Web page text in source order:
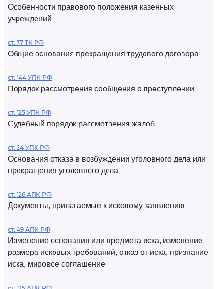
Особенности правового положения казенных
учреждений
ст. 77 ТК РФ
Общие основания прекращения трудового договора
ст. 144 УПК РФ
Порядок рассмотрения сообщения о преступлении
ст. 125 УПК РФ
Судебный порядок рассмотрения жалоб
ст. 24 УПК РФ
Основания отказа в возбуждении уголовного дела или
прекращения уголовного дела
ст. 126 АПК РФ
Документы, прилагаемые к исковому заявлению
ст. 49 АПК РФ
Изменение основания или предмета иска, изменение
размера исковых требований, отказ от иска, признание
иска, мировое соглашение